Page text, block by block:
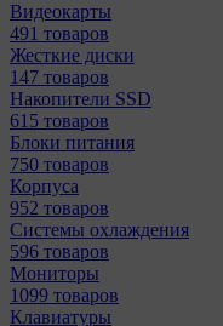
Видеокарты
491 товаров
Жесткие диски
147 товаров
Накопители SSD
615 товаров
Блоки питания
750 товаров
Корпуса
952 товаров
Системы охлаждения
596 товаров
Мониторы
1099 товаров
Клавиатуры